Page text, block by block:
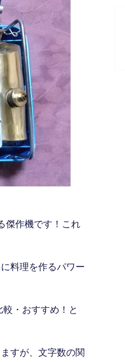
傑作機です！これ
料理を作るパワー
・おすすめ！と
すが、文字数の関